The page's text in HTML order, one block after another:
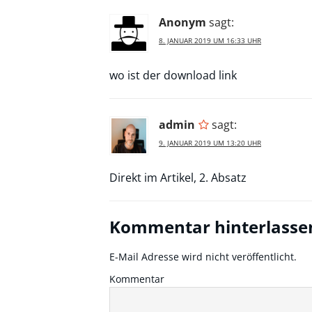
Anonym sagt:
8. JANUAR 2019 UM 16:33 UHR
wo ist der download link
admin sagt:
9. JANUAR 2019 UM 13:20 UHR
Direkt im Artikel, 2. Absatz
Kommentar
E-Mail Adresse wird nicht veröffentlicht.
Kommentar